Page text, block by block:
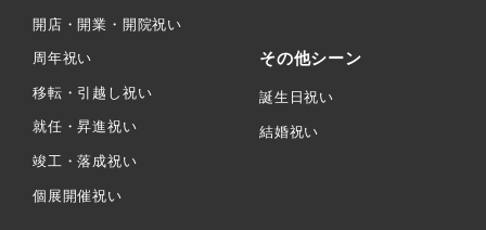
開店・開業・開院祝い
周年祝い
移転・引越し祝い
就任・昇進祝い
竣工・落成祝い
個展開催祝い
その他シーン
誕生日祝い
結婚祝い